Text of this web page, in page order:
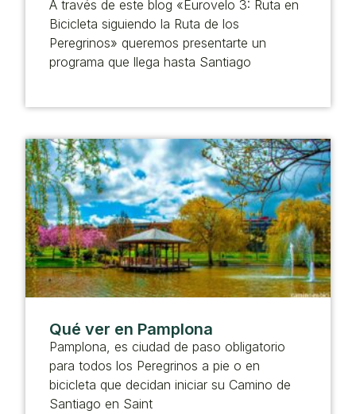
A través de este blog «Eurovelo 3: Ruta en
Bicicleta siguiendo la Ruta de los
Peregrinos» queremos presentarte un
programa que llega hasta Santiago
Qué ver en Pamplona
Pamplona, es ciudad de paso obligatorio
para todos los Peregrinos a pie o en
bicicleta que decidan iniciar su Camino de
Santiago en Saint